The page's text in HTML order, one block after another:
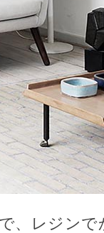
、レジン